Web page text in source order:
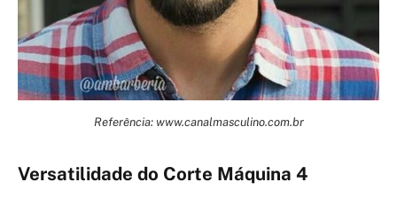
Referência: www.canalmasculino.com.br
Versatilidade do Corte Máquina 4